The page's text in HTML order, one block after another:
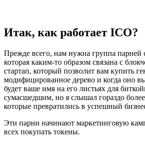
Итак, как работает ICO?
Прежде всего, нам нужна группа парней
которая каким-то образом связана с
стартап, который позволит вам купить
модифицированное дерево и когда оно
будет ваше имя на его листьях для
сумасшедшим, но я слышал гораздо
которые превратились в успешный
Эти парни начинают маркетинговую
всех покупать токены.